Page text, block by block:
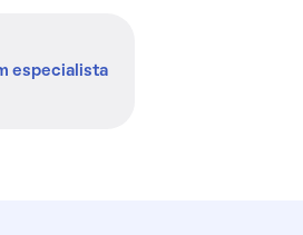
especialista